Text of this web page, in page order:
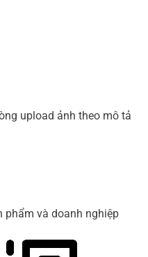
upload ảnh theo mô tả
phẩm và doanh nghiệp